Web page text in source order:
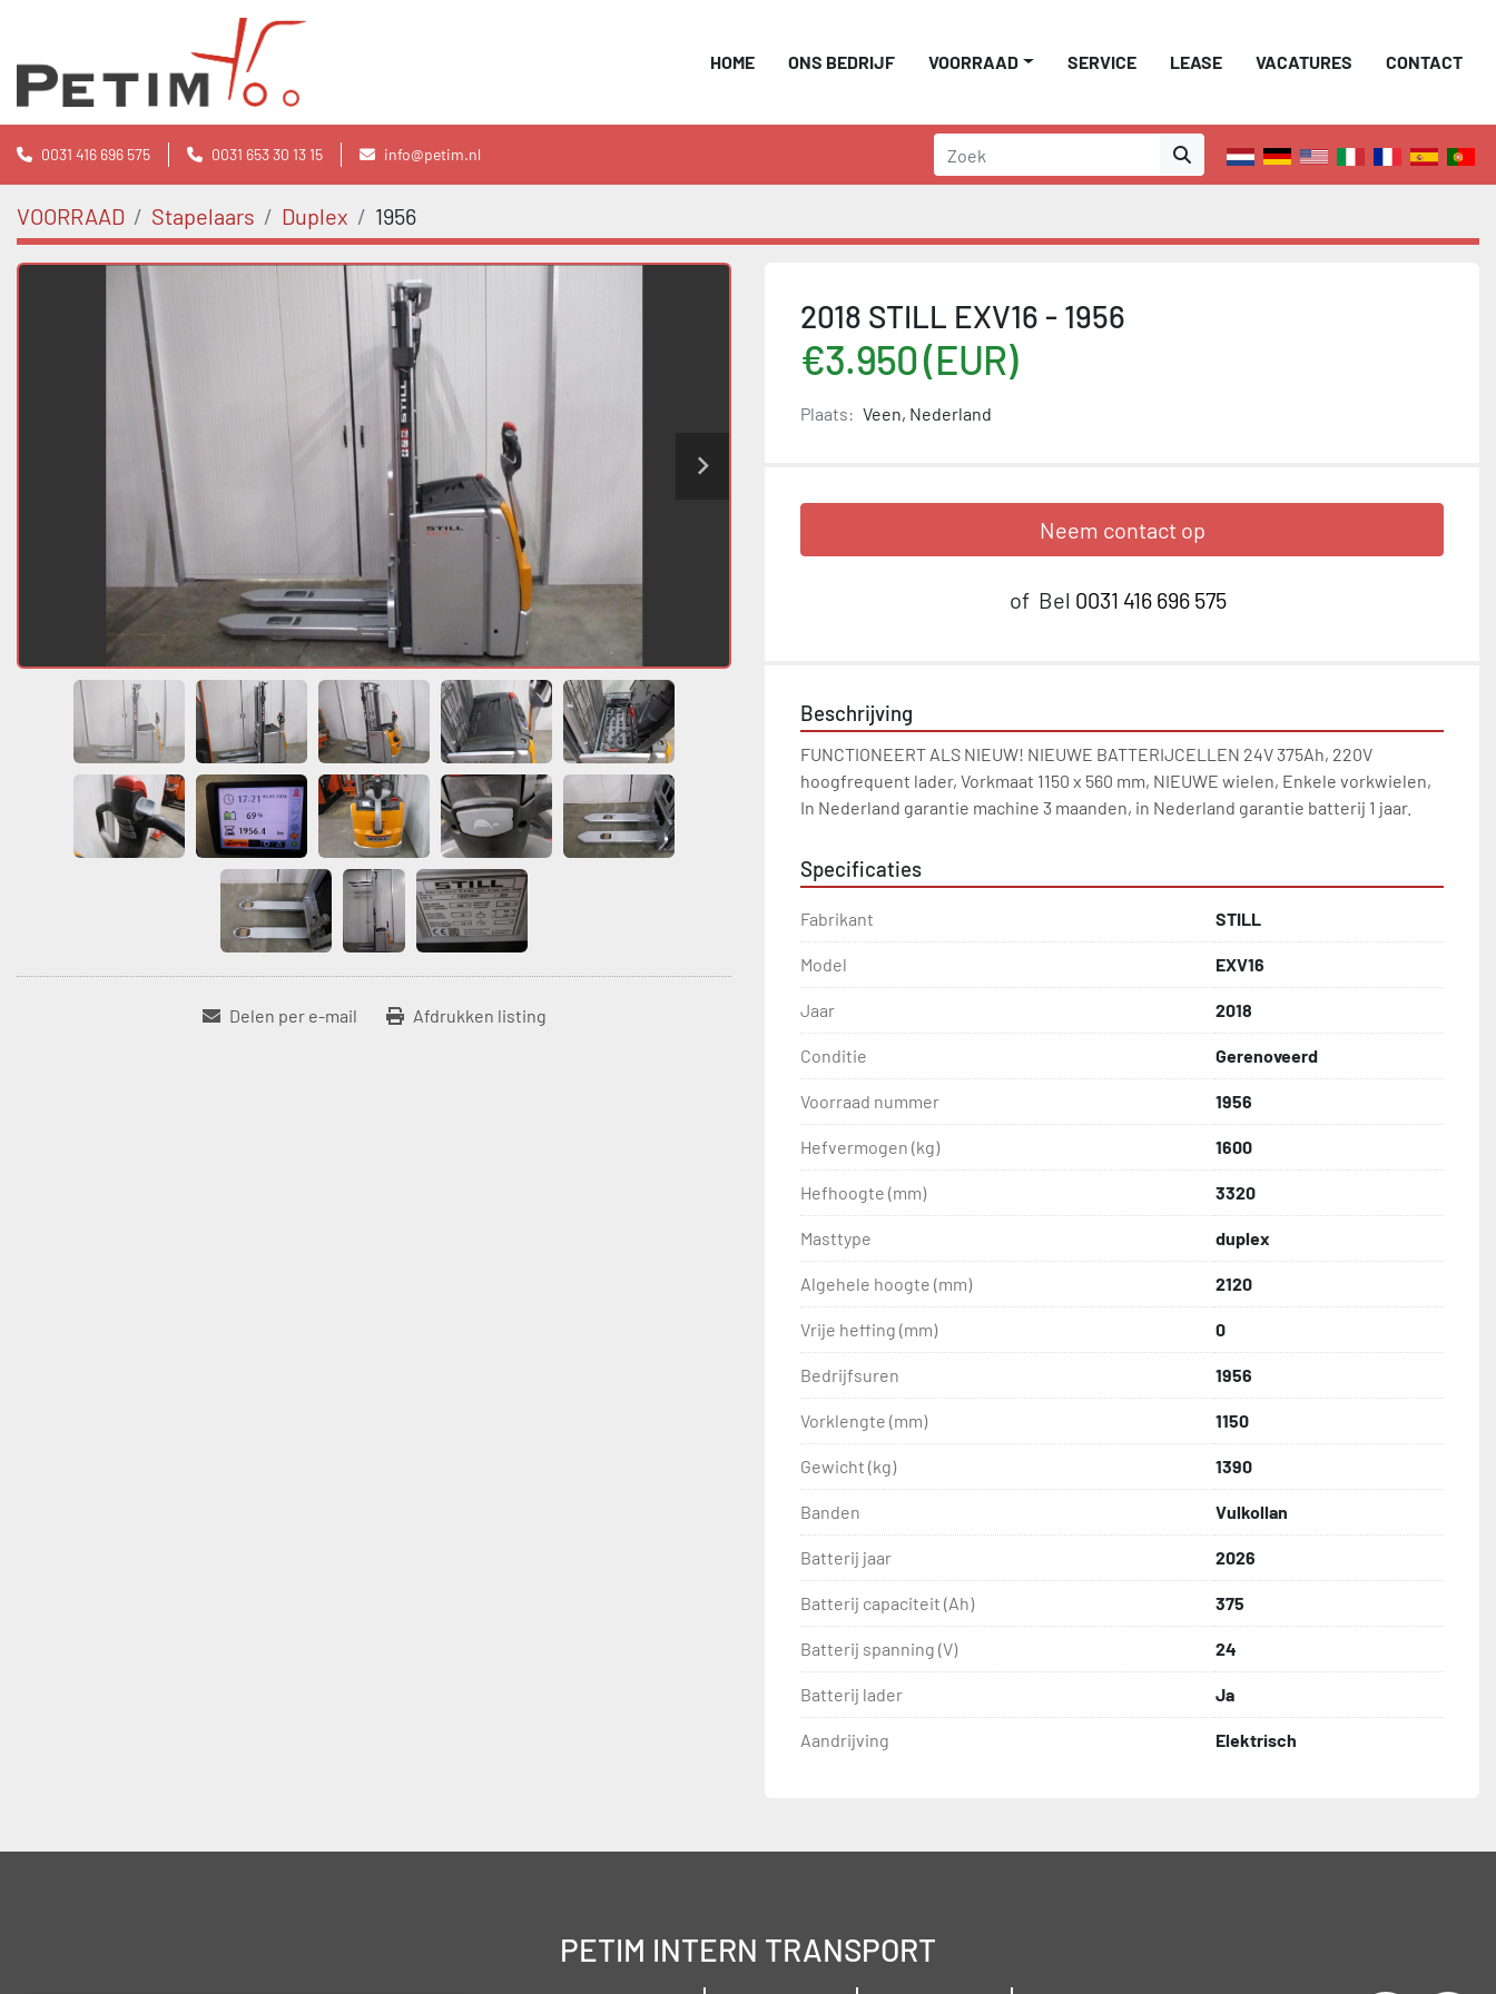
HOME ONS BEDRIJF VOORRAAD SERVICE LEASE VACATURES CONTACT
0031 416 696 575 0031 653 30 13 15 info@petim.nl
VOORRAAD Stapelaars Duplex 1956
Delen per e-mail Afdrukken listing
2018 STILL EXV16 - 1956
€3.950 (EUR)
Plaats: Veen, Nederland
Neem contact op
of Bel 0031 416 696 575
Beschrijving
FUNCTIONEERT ALS NIEUW! NIEUWE BATTERIJCELLEN 24V 375Ah, 220V
hoogfrequent lader, Vorkmaat 1150 x 560 mm, NIEUWE wielen, Enkele vorkwielen,
In Nederland garantie machine 3 maanden, in Nederland garantie batterij 1 jaar.
Specificaties
Fabrikant STILL
Model EXV16
Jaar 2018
Conditie Gerenoveerd
Voorraad nummer 1956
Hefvermogen (kg) 1600
Hefhoogte (mm) 3320
Masttype duplex
Algehele hoogte (mm) 2120
Vrije heffing (mm) 0
Bedrijfsuren 1956
Vorklengte (mm) 1150
Gewicht (kg) 1390
Banden Vulkollan
Batterij jaar 2026
Batterij capaciteit (Ah) 375
Batterij spanning (V) 24
Batterij lader Ja
Aandrijving Elektrisch
PETIM INTERN TRANSPORT